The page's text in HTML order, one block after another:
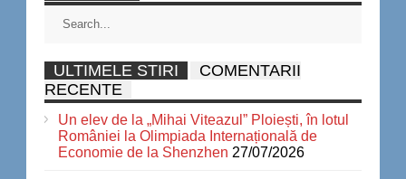
ULTIMELE STIRI
COMENTARII
RECENTE
Un elev de la „Mihai Viteazul” Ploiești, în lotul
României la Olimpiada Internațională de
Economie de la Shenzhen 27/07/2026